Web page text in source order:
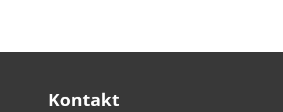
Kontakt